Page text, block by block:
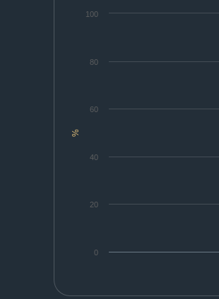
%
0
20
40
60
80
100